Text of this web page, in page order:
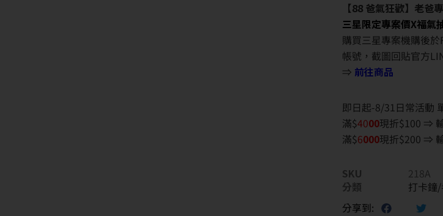
【88 爸氣狂歡】老爸
三星限定專案價X福氣
購買三星專案機購後
帳號，截圖回貼官方
⇒ 前往商品
即日起-8/31日常活動
滿$4000現折$100 ⇒
滿$6000現折$200 ⇒
SKU
218A
分類
打卡鐘
分享到: